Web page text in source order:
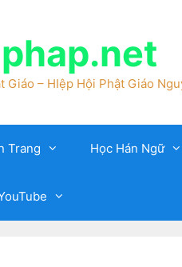
Giáo – HIệp Hội Phật Giáo
Trang Học Hán Ngữ